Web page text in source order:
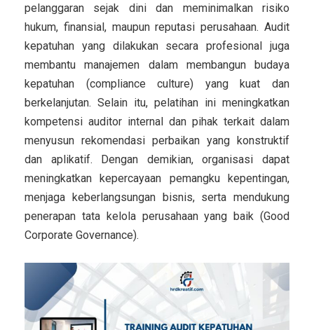
pelanggaran sejak dini dan meminimalkan risiko
hukum, finansial, maupun reputasi perusahaan. Audit
kepatuhan yang dilakukan secara profesional juga
membantu manajemen dalam membangun budaya
kepatuhan (compliance culture) yang kuat dan
berkelanjutan. Selain itu, pelatihan ini meningkatkan
kompetensi auditor internal dan pihak terkait dalam
menyusun rekomendasi perbaikan yang konstruktif
dan aplikatif. Dengan demikian, organisasi dapat
meningkatkan kepercayaan pemangku kepentingan,
menjaga keberlangsungan bisnis, serta mendukung
penerapan tata kelola perusahaan yang baik (Good
Corporate Governance).